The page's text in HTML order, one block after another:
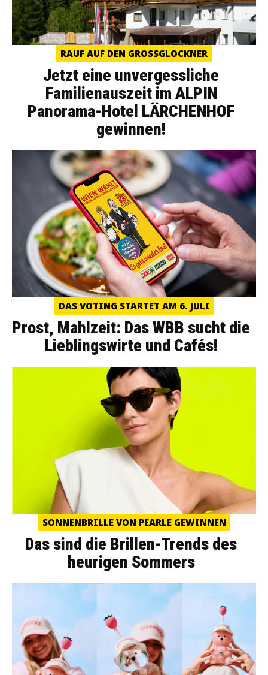
RAUF AUF DEN GROSSGLOCKNER
Jetzt eine unvergessliche
Familienauszeit im ALPIN
Panorama-Hotel LÄRCHENHOF
gewinnen!
DAS VOTING STARTET AM 6. JULI
Prost, Mahlzeit: Das WBB sucht die
Lieblingswirte und Cafés!
SONNENBRILLE VON PEARLE GEWINNEN
Das sind die Brillen-Trends des
heurigen Sommers